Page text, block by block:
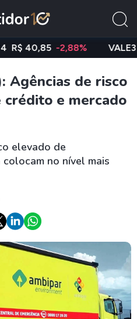
-2,88% VALE3 R$
Agências de risco
e mercado
elevado de
no nível mais